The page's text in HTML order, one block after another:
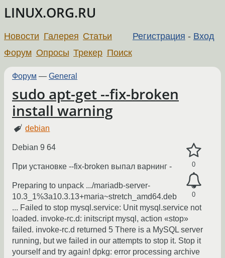
LINUX.ORG.RU
Регистрация - Вход
Новости Галерея Статьи
Форум Опросы Трекер Поиск
Форум — General
sudo apt-get --fix-broken
install warning
debian
0
0
Debian 9 64
При установке --fix-broken выпал варнинг -
Preparing to unpack .../mariadb-server-
10.3_1%3a10.3.13+maria~stretch_amd64.deb
... Failed to stop mysql.service: Unit mysql.service not
loaded. invoke-rc.d: initscript mysql, action «stop»
failed. invoke-rc.d returned 5 There is a MySQL server
running, but we failed in our attempts to stop it. Stop it
yourself and try again! dpkg: error processing archive